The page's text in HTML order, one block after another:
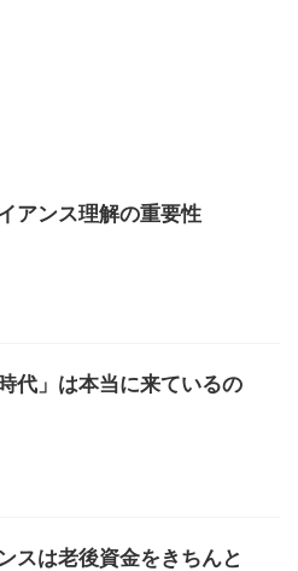
アンス理解の重要性
代」は本当に来ているの
スは老後資金をきちんと